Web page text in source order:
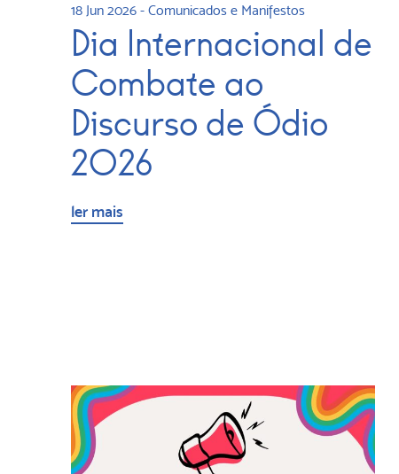
18 Jun 2026 -Comunicados e Manifestos
Dia Internacional de
Combate ao
Discurso de Ódio
2026
ler mais